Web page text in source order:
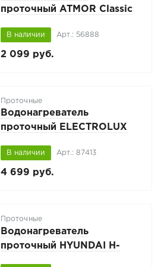
проточный ATMOR Classic
2 099 руб.
В наличии Арт.: 56888
Проточные
Водонагреватель
проточный ELECTROLUX
4 699 руб.
В наличии Арт.: 87413
Проточные
Водонагреватель
проточный HYUNDAI H-